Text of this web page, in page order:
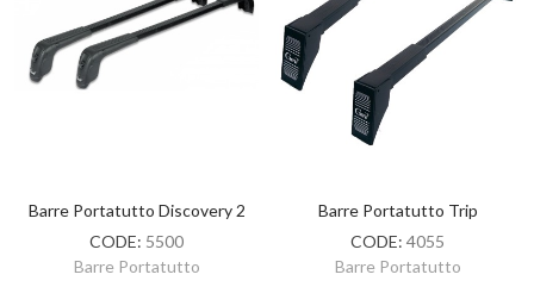
Barre Portatutto Discovery 2
CODE: 5500
Barre Portatutto
Barre Portatutto Trip
CODE: 4055
Barre Portatutto